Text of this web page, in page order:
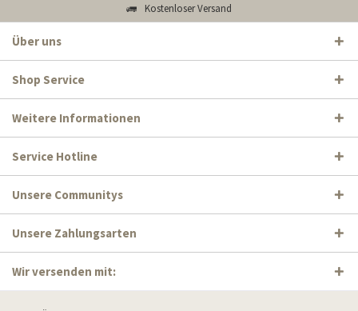
Kostenloser Versand
Über uns
Shop Service
Weitere Informationen
Service Hotline
Unsere Communitys
Unsere Zahlungsarten
Wir versenden mit: